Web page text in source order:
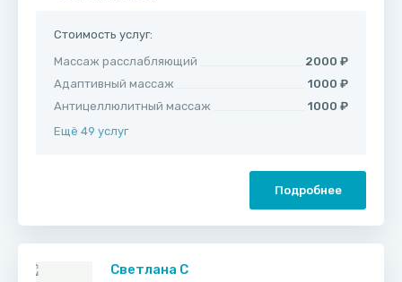
Стоимость услуг:
Массаж расслабляющий
2000 ₽
Адаптивный массаж
1000 ₽
Антицеллюлитный массаж
1000 ₽
Ещё 49 услуг
Подробнее
Светлана С